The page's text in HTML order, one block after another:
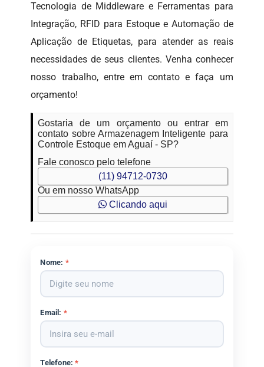
Tecnologia de Middleware e Ferramentas para
Integração, RFID para Estoque e Automação de
Aplicação de Etiquetas, para atender as reais
necessidades de seus clientes. Venha conhecer
nosso trabalho, entre em contato e faça um
orçamento!
Gostaria de um orçamento ou entrar em
contato sobre Armazenagem Inteligente para
Controle Estoque em Aguaí - SP?
Fale conosco pelo telefone
(11) 94712-0730
Ou em nosso WhatsApp
Clicando aqui
Nome: *
Email: *
Telefone:*